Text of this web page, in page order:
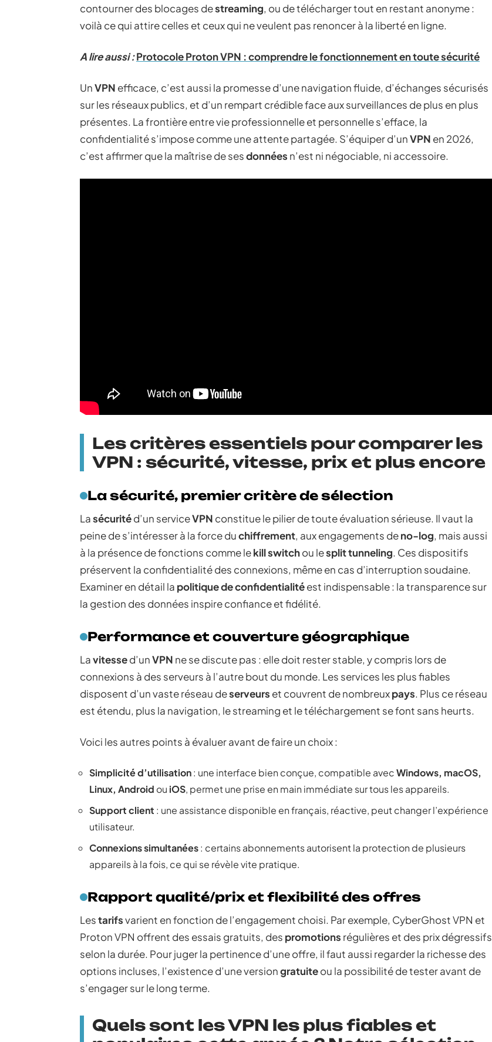
contourner des blocages destreaming, ou de télécharger tout en restant anonyme :
voilà ce qui attire celles et ceux qui ne veulent pas renoncer à la liberté en ligne.
A lire aussi :Protocole Proton VPN : comprendre le fonctionnement en toute sécurité
UnVPN efficace, c’est aussi la promesse d’une navigation fluide, d’échanges sécurisés
sur les réseaux publics, et d’un rempart crédible face aux surveillances de plus en plus
présentes. La frontière entre vie professionnelle et personnelle s’efface, la
confidentialité s’impose comme une attente partagée. S’équiper d’unVPN en 2026,
c’est affirmer que la maîtrise de sesdonnées n’est ni négociable, ni accessoire.
Les critères essentiels pour comparer les
VPN : sécurité, vitesse, prix et plus encore
La sécurité, premier critère de sélection
Lasécuritéd’un serviceVPN constitue le pilier de toute évaluation sérieuse. Il vaut la
peine de s’intéresser à la force duchiffrement, aux engagements deno-log, mais aussi
à la présence de fonctions comme lekill switchou lesplit tunneling. Ces dispositifs
préservent la confidentialité des connexions, même en cas d’interruption soudaine.
Examiner en détail la politique de confidentialitéest indispensable : la transparence sur
la gestion des données inspire confiance et fidélité.
Performance et couverture géographique
Lavitessed’unVPN ne se discute pas : elle doit rester stable, y compris lors de
connexions à des serveurs à l’autre bout du monde. Les services les plus fiables
disposent d’un vaste réseau deserveurs et couvrent de nombreuxpays. Plus ce réseau
est étendu, plus la navigation, le streaming et le téléchargement se font sans heurts.
Voici les autres points à évaluer avant de faire un choix :
Simplicité d’utilisation: une interface bien conçue, compatible avecWindows, macOS,
Linux, Android ou iOS, permet une prise en main immédiate sur tous les appareils.
Support client : une assistance disponible en français, réactive, peut changer l’expérience
utilisateur.
Connexions simultanées: certains abonnements autorisent la protection de plusieurs
appareils à la fois, ce qui se révèle vite pratique.
Rapport qualité/prix et flexibilité des offres
Lestarifsvarient en fonction de l’engagement choisi. Par exemple, CyberGhost VPN et
Proton VPN offrent des essais gratuits, des promotions régulières et des prix dégressifs
selon la durée. Pour juger la pertinence d’une offre, il faut aussi regarder la richesse des
options incluses, l’existence d’une versiongratuiteou la possibilité de tester avant de
s’engager sur le long terme.
Quels sont les VPN les plus fiables et